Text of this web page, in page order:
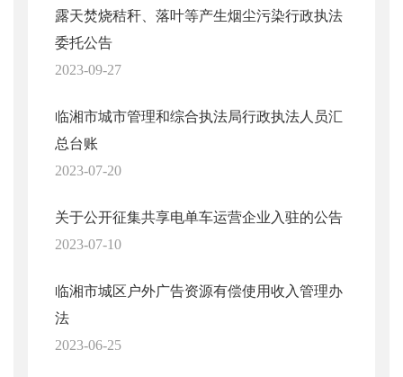
露天焚烧秸秆、落叶等产生烟尘污染行政执法
委托公告
2023-09-27
临湘市城市管理和综合执法局行政执法人员汇
总台账
2023-07-20
关于公开征集共享电单车运营企业入驻的公告
2023-07-10
临湘市城区户外广告资源有偿使用收入管理办
法
2023-06-25